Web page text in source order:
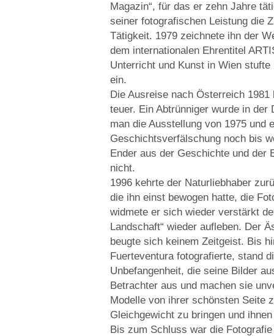
Magazin“, für das er zehn Jahre
seiner fotogra­fischen Leistung die
Tätigkeit. 1979 zeichnete ihn der
dem internationalen Ehrentitel
Unterricht und Kunst in Wien stufte
ein.
Die Ausreise nach Österreich
teuer. Ein Abtrünniger wurde in
man die Ausstellung von 1975 und
Geschichtsverfälschung noch bis
Ender aus der Geschichte und der
nicht.
1996 kehrte der Naturliebhaber
die ihn einst bewogen hatte, die
widmete er sich wieder verstärkt
Landschaft“ wieder aufleben. Der
beugte sich keinem Zeitgeist. Bis
Fuerteventura fotografierte, stand
Unbefangenheit, die seine Bilder
Betrachter aus und machen sie
Modelle von ihrer schönsten Seite
Gleichgewicht zu bringen und
Bis zum Schluss war die